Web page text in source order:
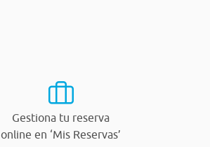
Gestiona tu reserva
online en ‘Mis Reservas’